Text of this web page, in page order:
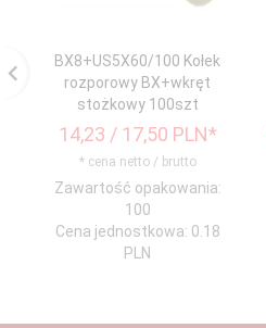
BX8+US5X60/100 Kołek
rozporowy BX+wkręt
stożkowy 100szt
14,23 / 17,50 PLN*
* cena netto / brutto
Zawartość opakowania:
100
Cena jednostkowa: 0.18
PLN